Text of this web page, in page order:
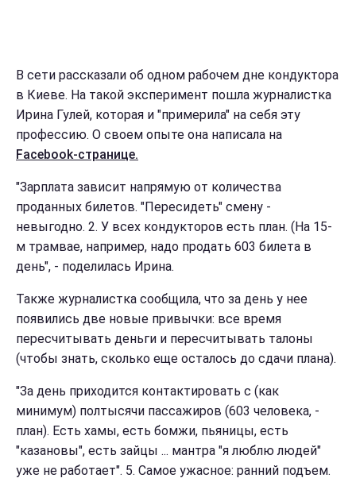
В сети рассказали об одном рабочем дне кондуктора
в Киеве. На такой эксперимент пошла журналистка
Ирина Гулей, которая и "примерила" на себя эту
профессию. О своем опыте она написала на
Facebook-странице.
"Зарплата зависит напрямую от количества
проданных билетов. "Пересидеть" смену -
невыгодно. 2. У всех кондукторов есть план. (На 15-
м трамвае, например, надо продать 603 билета в
день", - поделилась Ирина.
Также журналистка сообщила, что за день у нее
появились две новые привычки: все время
пересчитывать деньги и пересчитывать талоны
(чтобы знать, сколько еще осталось до сдачи плана).
"За день приходится контактировать с (как
минимум) полтысячи пассажиров (603 человека, -
план). Есть хамы, есть бомжи, пьяницы, есть
"казановы", есть зайцы ... мантра "я люблю людей"
уже не работает". 5. Самое ужасное: ранний подъем.